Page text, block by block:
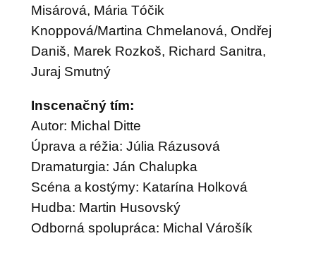
Misárová, Mária Tóčik
Knoppová/Martina Chmelanová, Ondřej
Daniš, Marek Rozkoš, Richard Sanitra,
Juraj Smutný
Inscenačný tím:
Autor: Michal Ditte
Úprava a réžia: Júlia Rázusová
Dramaturgia: Ján Chalupka
Scéna a kostýmy: Katarína Holková
Hudba: Martin Husovský
Odborná spolupráca: Michal Várošík